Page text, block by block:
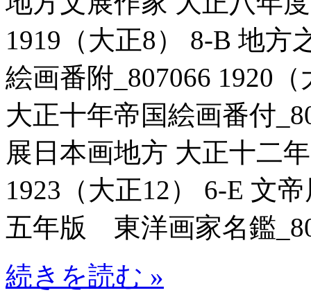
1919（大正8） 8-B 地方
絵画番附_807066 1920
大正十年帝国絵画番付
展日本画地方 大正十二
1923（大正12） 6-E 文
五年版 東洋画家名鑑
続きを読む »